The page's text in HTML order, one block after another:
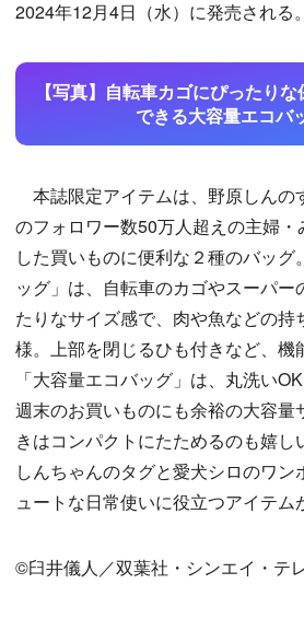
2024年12月4日（水）に発売される。
【写真】自転車カゴにぴったり
できる大容量エコバ
本誌限定アイテムは、野原しんの
のフォロワー数50万人超えの主婦
した買いものに便利な２種のバッ
ッグ」は、自転車のカゴやスーパー
たりなサイズ感で、肉や魚などの持
様。上部を閉じるひも付きなど、機
「大容量エコバッグ」は、丸洗い
週末のお買いものにも余裕の大容量
きはコンパクトにたためるのも嬉し
しんちゃんのタグと愛犬シロのワン
ュートな日常使いに役立つアイテム
©臼井儀人／双葉社・シンエイ・テ